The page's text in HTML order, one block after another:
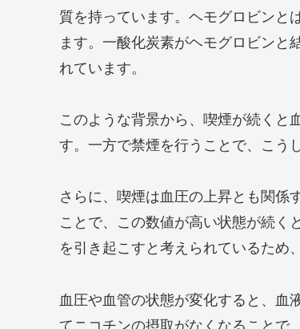
質を持っています。ヘモグロビンと
ます。一酸化炭素がヘモグロビンと
れています。
このような背景から、喫煙が続くと
す。一方で禁煙を行うことで、こう
さらに、喫煙は血圧の上昇とも関係
ことで、この数値が高い状態が続く
を引き起こすと考えられているため
血圧や血管の状態が変化すると、血
てニコチンの摂取がなくなることで